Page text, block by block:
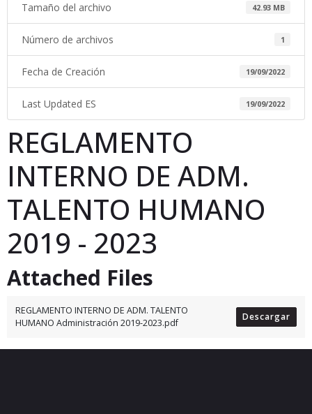
Tamaño del archivo 42.93 MB
Número de archivos 1
Fecha de Creación 19/09/2022
Last Updated ES 19/09/2022
REGLAMENTO
INTERNO DE ADM.
TALENTO HUMANO
2019 - 2023
Attached Files
REGLAMENTO INTERNO DE ADM. TALENTO
HUMANO Administración 2019-2023.pdf
Descargar